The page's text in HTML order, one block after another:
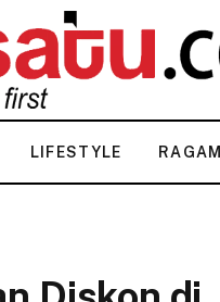
LIFESTYLE RAGAM